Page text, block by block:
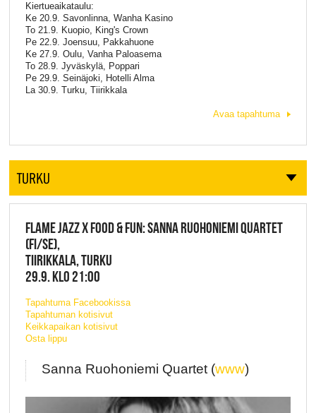
Kiertueaikataulu:
Ke 20.9. Savonlinna, Wanha Kasino
To 21.9. Kuopio, King's Crown
Pe 22.9. Joensuu, Pakkahuone
Ke 27.9. Oulu, Vanha Paloasema
To 28.9. Jyväskylä, Poppari
Pe 29.9. Seinäjoki, Hotelli Alma
La 30.9. Turku, Tiirikkala
Avaa tapahtuma
TURKU
FLAME JAZZ X FOOD & FUN: SANNA RUOHONIEMI QUARTET
(FI/SE),
TIIRIKKALA, TURKU
29.9. KLO 21:00
Tapahtuma Facebookissa
Tapahtuman kotisivut
Keikkapaikan kotisivut
Osta lippu
Sanna Ruohoniemi Quartet (www)